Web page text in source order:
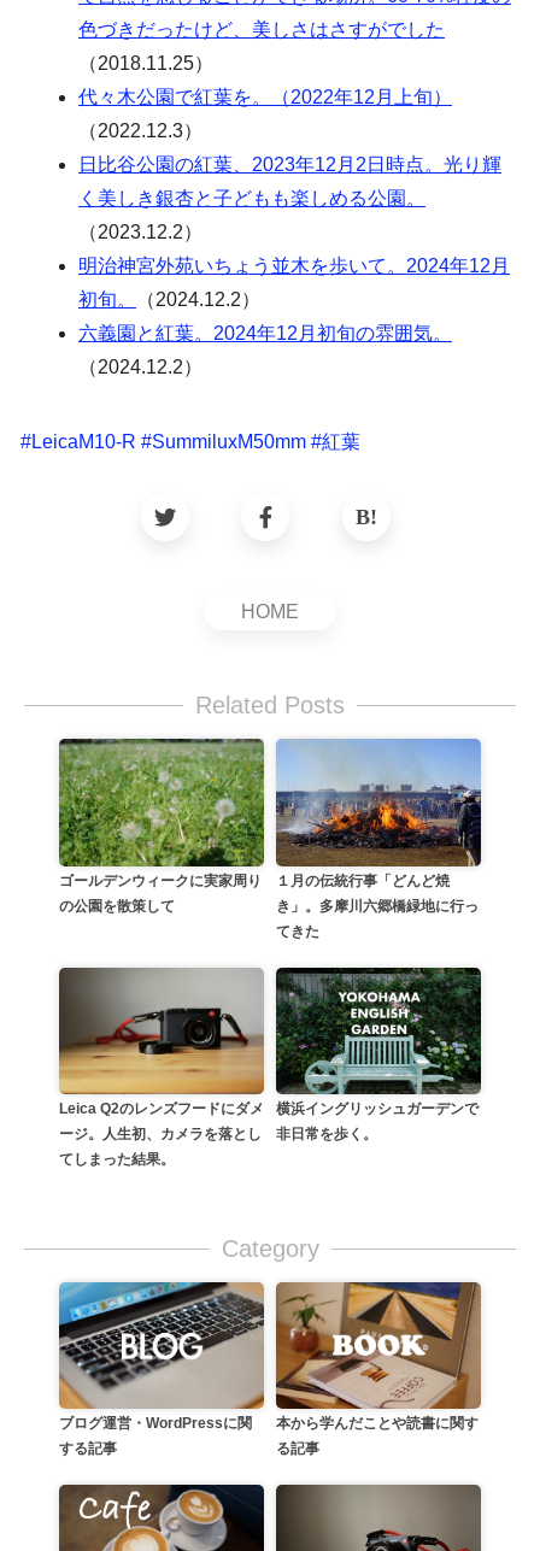
色づきだったけど、美しさはさすがでした
（2018.11.25）
代々木公園で紅葉を。（2022年12月上旬）
（2022.12.3）
日比谷公園の紅葉、2023年12月2日時点。光り輝
く美しき銀杏と子どもも楽しめる公園。
（2023.12.2）
明治神宮外苑いちょう並木を歩いて。2024年12月
初旬。
（2024.12.2）
六義園と紅葉。2024年12月初旬の雰囲気。
（2024.12.2）
#LeicaM10-R #SummiluxM50mm #紅葉
HOME
Related Posts
ゴールデンウィークに実家周り
の公園を散策して
１月の伝統行事「どんど焼
き」。多摩川六郷橋緑地に行っ
てきた
Leica Q2のレンズフードにダメ
ージ。人生初、カメラを落とし
てしまった結果。
横浜イングリッシュガーデンで
非日常を歩く。
Category
ブログ運営・WordPressに関
する記事
本から学んだことや読書に関す
る記事